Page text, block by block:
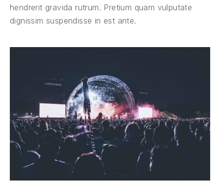
hendrerit gravida rutrum. Pretium quam vulputate
dignissim suspendisse in est ante.